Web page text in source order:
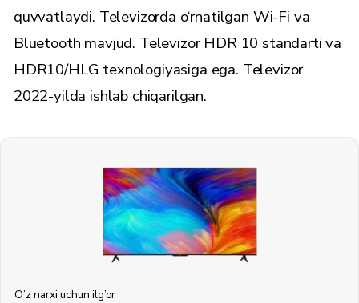
quvvatlaydi. Televizorda o‘rnatilgan Wi-Fi va
Bluetooth mavjud. Televizor HDR 10 standarti va
HDR10/HLG texnologiyasiga ega. Televizor
2022-yilda ishlab chiqarilgan.
O’z narxi uchun ilg’or